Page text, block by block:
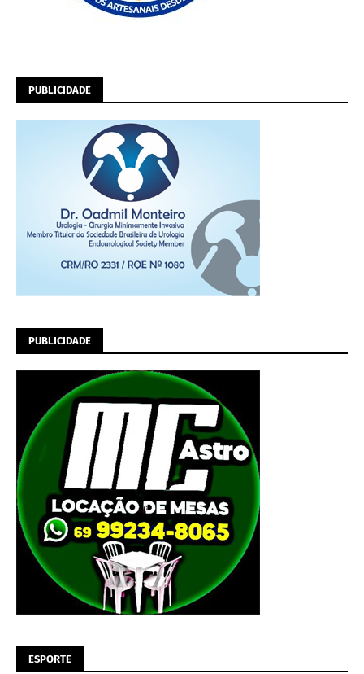
PUBLICIDADE
PUBLICIDADE
ESPORTE